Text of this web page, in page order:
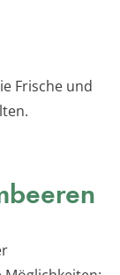
Frische und